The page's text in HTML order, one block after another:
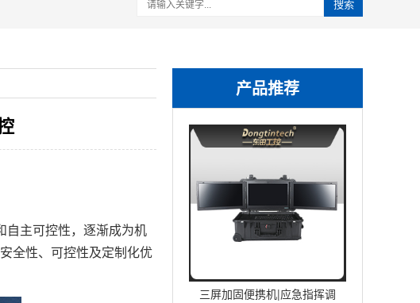
搜索
产品推荐
三屏加固便携机|应急指挥调
自主可控性，逐渐成为机
全性、可控性及定制化优